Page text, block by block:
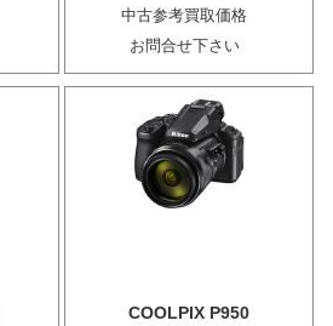
中古参考買取価格
お問合せ下さい
COOLPIX P950